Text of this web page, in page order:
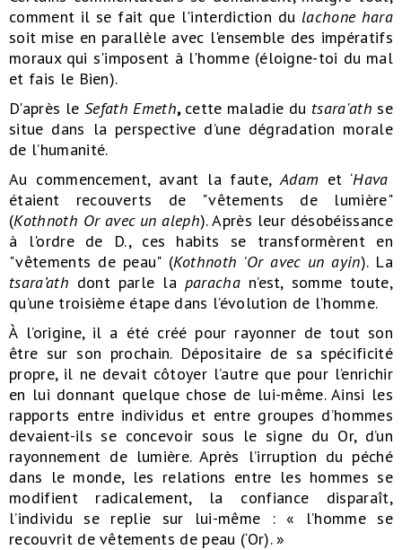
comment il se fait que l'interdiction du lachone hara
soit mise en parallèle avec l'ensemble des impératifs
moraux qui s'imposent à l'homme (éloigne-toi du mal
et fais le Bien).
D'après le Sefath Emeth, cette maladie du tsara'ath se
situe dans la perspective d’une dégradation morale
de l’humanité.
Au commencement, avant la faute,Adam et ‘Hava
étaient recouverts de "vêtements de lumière"
(Kothnoth Or avec un aleph). Après leur désobéissance
à l'ordre de D., ces habits se transformèrent en
"vêtements de peau" (Kothnoth 'Or avec un ayin). La
tsara’ath dont parle la paracha n’est, somme toute,
qu’une troisième étape dans l’évolution de l’homme.
À l’origine, il a été créé pour rayonner de tout son
être sur son prochain. Dépositaire de sa spécificité
propre, il ne devait côtoyer l’autre que pour l’enrichir
en lui donnant quelque chose de lui-même. Ainsi les
rapports entre individus et entre groupes d’hommes
devaient-ils se concevoir sous le signe du Or, d’un
rayonnement de lumière. Après l’irruption du péché
dans le monde, les relations entre les hommes se
modifient radicalement, la confiance disparaît,
l’individu se replie sur lui-même : « l’homme se
recouvrit de vêtements de peau (‘Or). »